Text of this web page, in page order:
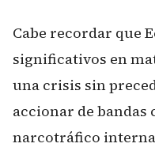
Cabe recordar que
significativos en
una crisis sin
accionar de
narcotráfico